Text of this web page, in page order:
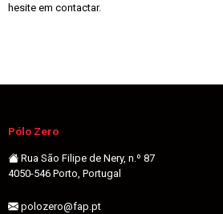
hesite em contactar.
Pólo Zero
Rua São Filipe de Nery, n.º 87
4050-546 Porto, Portugal
polozero@fap.pt